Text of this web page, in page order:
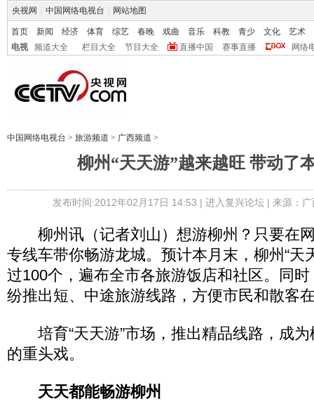
央视网 中国网络电视台 网站地图
首页 新闻 经济 体育 综艺 春晚 戏曲 音乐 科教 青少 文化
艺术
电视
频道大全 栏目大全 节目大全 直播中国 赛事直播 网络
中国网络电视台 > 旅游频道 > 广西频道 >
柳州“天天游”越来越旺 带动了
发布时间:2012年02月17日 14:53 | 进入复兴论坛| 来源：
柳州讯（记者刘山）想游柳州？只要在
专线车带你畅游龙城。预计本月末，柳州“天
过100个，遍布全市各旅游饭店和社区。同
纷推出短、中途旅游线路，方便市民和散客
培育“天天游”市场，推出精品线路，成为
的重头戏。
天天都能畅游柳州